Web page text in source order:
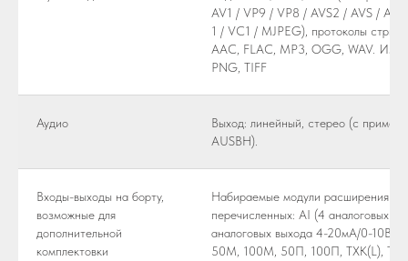
AV1 / VP9 / VP8 / AVS2 / AVS /
1 / VC1 / MJPEG), протоколы
AAC, FLAC, MP3, OGG, WAV.
PNG, TIFF
Аудио
Выход: линейный, стерео (с
AUSBH).
Входы-выходы на борту,
возможные для
дополнительной
комплектовки
Набираемые модули расширения
перечисленных: AI (4 аналоговых
аналоговых выхода 4-20мА/0-10В),
50M, 100M, 50П, 100П, ТХК(L),